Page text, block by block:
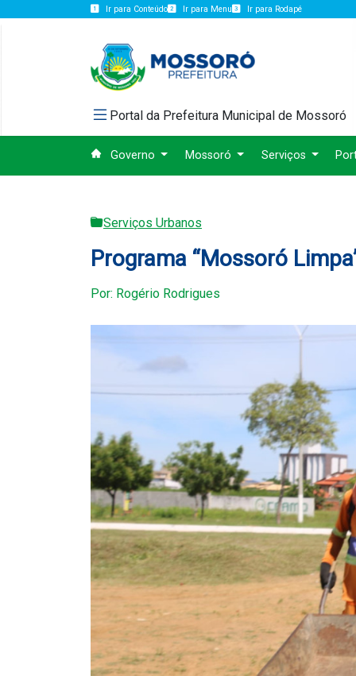
Ir para Conteúdo Ir para Menu Ir para Rodapé
Portal da Prefeitura Municipal de Mossoró
Governo Mossoró Serviços
Serviços Urbanos
Programa “Mossoró
Por: Rogério Rodrigues